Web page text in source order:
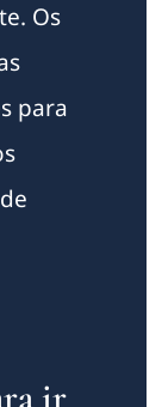
Os
para
ir